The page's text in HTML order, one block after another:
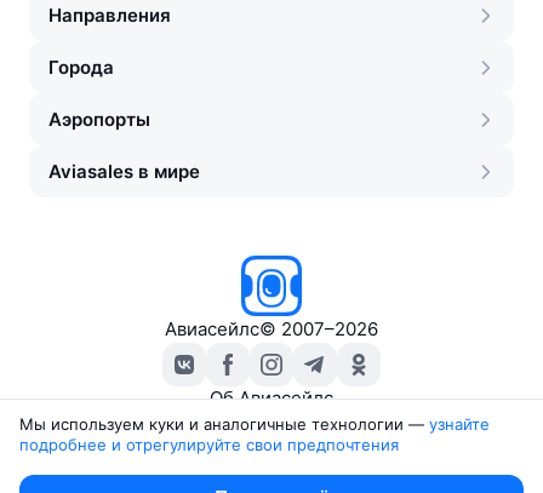
Направления
Города
Аэропорты
Aviasales в мире
Авиасейлс© 2007–2026
Об Авиасейлс
Пресс‑центр
Travelpayouts
Мы используем куки и аналогичные технологии — узнайте
подробнее и отрегулируйте свои предпочтения